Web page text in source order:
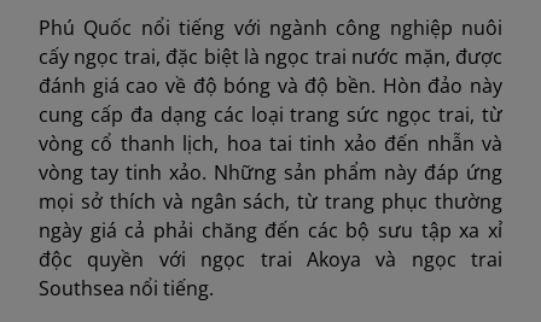
Phú Quốc nổi tiếng với ngành công nghiệp nuôi
cấy ngọc trai, đặc biệt là ngọc trai nước mặn, được
đánh giá cao về độ bóng và độ bền. Hòn đảo này
cung cấp đa dạng các loại trang sức ngọc trai, từ
vòng cổ thanh lịch, hoa tai tinh xảo đến nhẫn và
vòng tay tinh xảo. Những sản phẩm này đáp ứng
mọi sở thích và ngân sách, từ trang phục thường
ngày giá cả phải chăng đến các bộ sưu tập xa xỉ
độc quyền với ngọc trai Akoya và ngọc trai
Southsea nổi tiếng.